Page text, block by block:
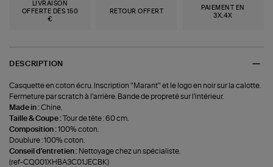
LIVRAISON
OFFERTE DÈS 150
€
RETOUR OFFERT
PAIEMENT EN
3X,4X
DESCRIPTION
Casquette en coton écru. Inscription "Marant" et le logo en noir sur la calotte.
Fermeture par scratch à l'arrière. Bande de propreté sur l'intérieur.
Made in :Chine.
Taille & Coupe :
Tour de tête : 60 cm.
Composition :100% coton.
Doublure : 100% coton.
Conseil d'entretien : Nettoyage chez un spécialiste.
(ref-CQ001XHBA3C01JECBK)